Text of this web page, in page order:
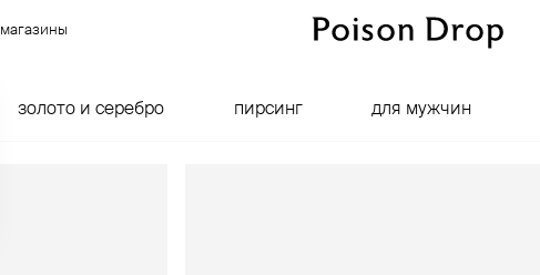
магазины
золото и серебро пирсинг для мужчин